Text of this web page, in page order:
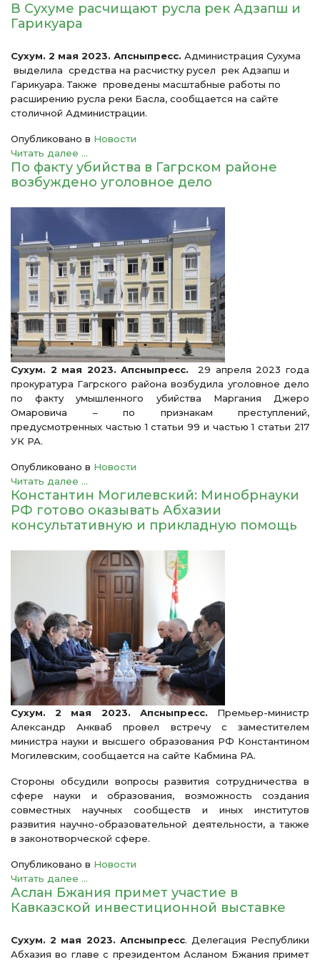
В Сухуме расчищают русла рек Адзапш и
Гарикуара
Сухум. 2 мая 2023. Апсныпресс. Администрация Сухума
выделила средства на расчистку русел рек Адзапш и
Гарикуара. Также проведены масштабные работы по
расширению русла реки Басла, сообщается на сайте
столичной Администрации.
Опубликовано в Новости
Читать далее ...
По факту убийства в Гагрском районе
возбуждено уголовное дело
Сухум. 2 мая 2023. Апсныпресс. 29 апреля 2023 года
прокуратура Гагрского района возбудила уголовное дело
по факту умышленного убийства Маргания Джеро
Омаровича – по признакам преступлений,
предусмотренных частью 1 статьи 99 и частью 1 статьи 217
УК РА.
Опубликовано в Новости
Читать далее ...
Константин Могилевский: Минобрнауки
РФ готово оказывать Абхазии
консультативную и прикладную помощь
Сухум. 2 мая 2023. Апсныпресс. Премьер-министр
Александр Анкваб провел встречу с заместителем
министра науки и высшего образования РФ Константином
Могилевским, сообщается на сайте Кабмина РА.
Стороны обсудили вопросы развития сотрудничества в
сфере науки и образования, возможность создания
совместных научных сообществ и иных институтов
развития научно-образовательной деятельности, а также
в законотворческой сфере.
Опубликовано в Новости
Читать далее ...
Аслан Бжания примет участие в
Кавказской инвестиционной выставке
Сухум. 2 мая 2023. Апсныпресс. Делегация Республики
Абхазия во главе с президентом Асланом Бжания примет